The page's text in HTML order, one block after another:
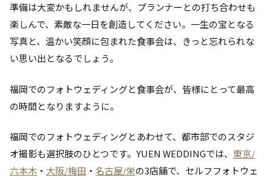
準備は大変かもしれませんが、プランナーとの打ち合わせも
楽しんで、素敵な一日を創造してください。一生の宝となる
写真と、温かい笑顔に包まれた食事会は、きっと忘れられな
い思い出となるでしょう。
福岡でのフォトウェディングと食事会が、皆様にとって最高
の時間となりますように。
福岡でのフォトウェディングとあわせて、都市部でのスタジ
オ撮影も選択肢のひとつです。YUEN WEDDINGでは、 東京/
六本木 ・ 大阪/梅田 ・ 名古屋/栄の3店舗で、セルフフォトウェ